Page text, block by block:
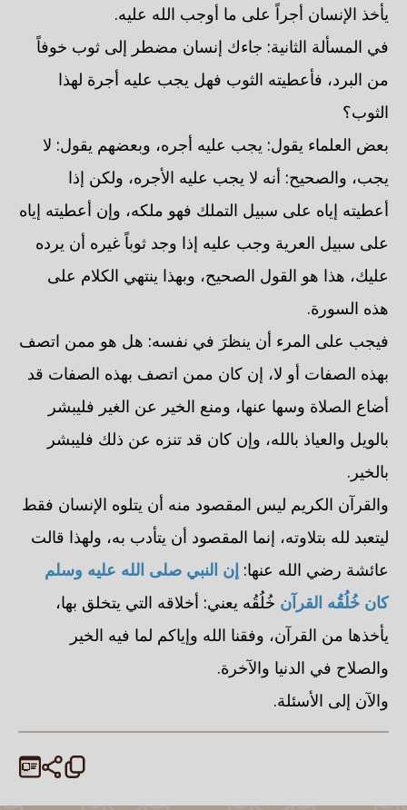
يأخذ الإنسان أجراً على ما أوجب الله عليه.
في المسألة الثانية: جاءك إنسان مضطر إلى ثوب خوفاً
من البرد، فأعطيته الثوب فهل يجب عليه أجرة لهذا
الثوب؟
بعض العلماء يقول: يجب عليه أجره، وبعضهم يقول: لا
يجب، والصحيح: أنه لا يجب عليه الأجره، ولكن إذا
أعطيته إياه على سبيل التملك فهو ملكه، وإن أعطيته إياه
على سبيل العرية وجب عليه إذا وجد ثوباً غيره أن يرده
عليك، هذا هو القول الصحيح، وبهذا ينتهي الكلام على
هذه السورة.
فيجب على المرء أن ينظرَ في نفسه: هل هو ممن اتصف
بهذه الصفات أو لا، إن كان ممن اتصف بهذه الصفات قد
أضاع الصلاة وسها عنها، ومنع الخير عن الغير فليبشر
بالويل والعياذ بالله، وإن كان قد تنزه عن ذلك فليبشر
بالخير.
والقرآن الكريم ليس المقصود منه أن يتلوه الإنسان فقط
ليتعبد لله بتلاوته، إنما المقصود أن يتأدب به، ولهذا قالت
عائشة رضي الله عنها: إن النبي صلى الله عليه وسلم
كان خُلُقُه القرآن خُلُقُه يعني: أخلاقه التي يتخلق بها،
يأخذها من القرآن، وفقنا الله وإياكم لما فيه الخير
والصلاح في الدنيا والآخرة.
والآن إلى الأسئلة.